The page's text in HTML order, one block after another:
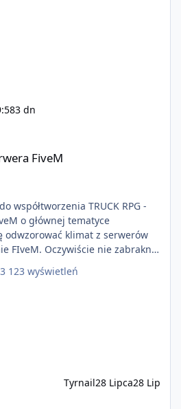
3 dn
FiveM
o głównej tematyce
odwzorować klimat z serwerów
FIveM. Oczywiście nie zabraknie
chcą robić coś innego niż
123 wyświetleń
Tyrnail28 Lipca28 Lip